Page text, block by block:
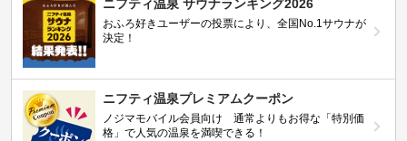
ニフティ温泉 サウナランキング2026
おふろ好きユーザーの投票により、全国No.1サウナが
決定！
ニフティ温泉プレミアムクーポン
ノジマモバイル会員向け 通常よりもお得な「特別価
格」で人気の温泉を満喫できる！